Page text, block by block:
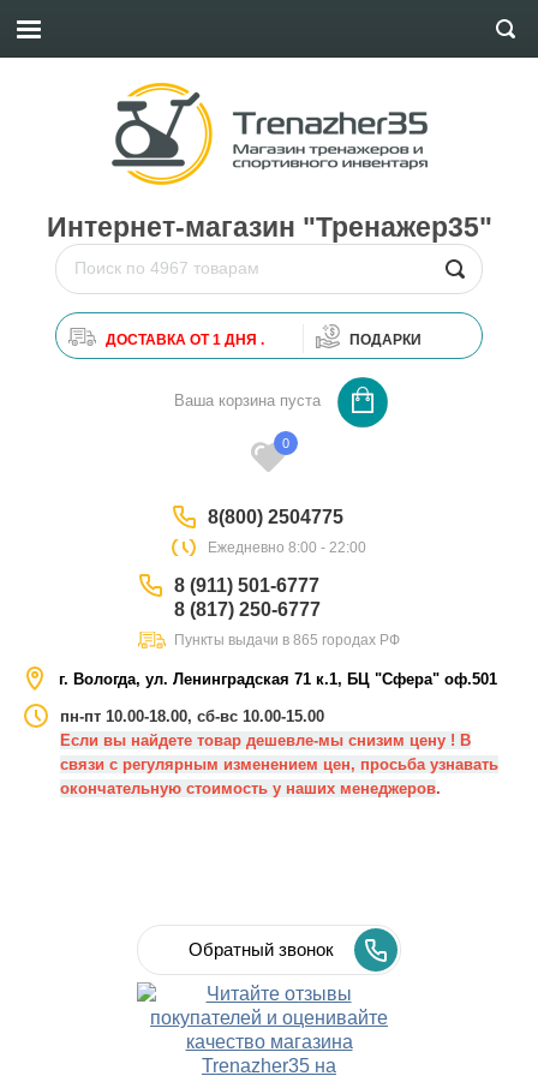
Интернет-магазин "Тренажер35"
ДОСТАВКА ОТ 1 ДНЯ . ПОДАРКИ
0
Ваша корзина пуста
0
г. Вологда, ул. Ленинградская 71 к.1, БЦ "Сфера" оф.501
пн-пт 10.00-18.00, сб-вс 10.00-15.00
Если вы найдете товар дешевле-мы снизим цену ! В
связи с регулярным изменением цен, просьба узнавать
окончательную стоимость у наших менеджеров.
8(800) 2504775
Eжедневно 8:00 - 22:00
8 (911) 501-6777
8 (817) 250-6777
Пункты выдачи в 865 городах РФ
Обратный звонок